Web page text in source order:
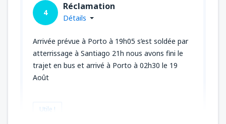
4
Réclamation
Détails
Arrivée prévue à Porto à 19h05 s’est soldée par
atterrissage à Santiago 21h nous avons fini le
trajet en bus et arrivé à Porto à 02h30 le 19
Août
Utile !